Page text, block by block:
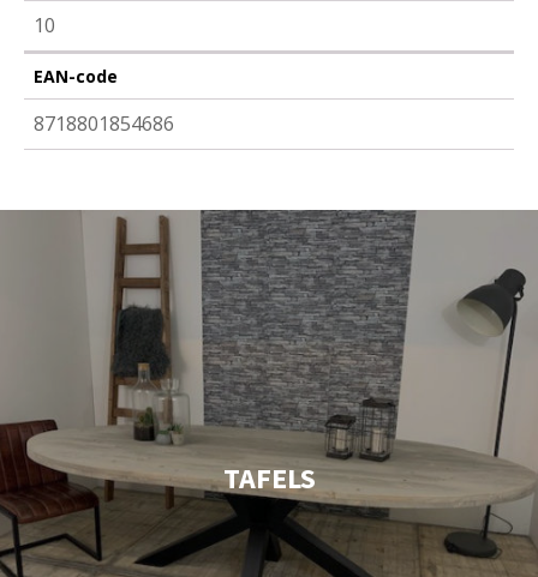
10
EAN-code
8718801854686
TAFELS